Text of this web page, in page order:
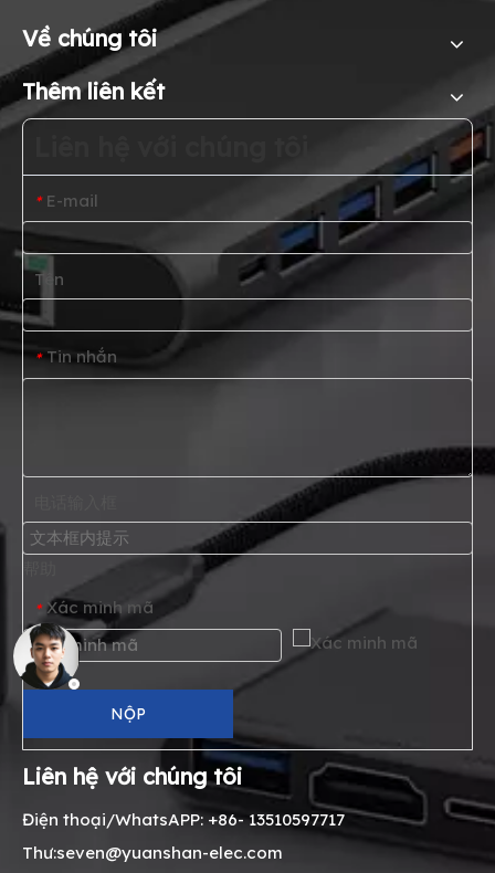
Về chúng tôi
Thêm liên kết
* E-mail
Tên
* Tin nhắn
* Xác minh mã
NỘP
Liên hệ với chúng tôi
Điện thoại/WhatsAPP: +86- 13510597717
Thư:seven@yuanshan-elec.com